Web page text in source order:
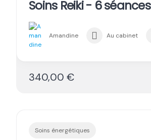
Soins Reiki - 6 séances
Amandine Au cabinet
340,00 €
Soins énergétiques